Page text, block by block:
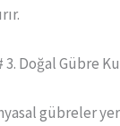
3. Doğal Gübre
gübreler